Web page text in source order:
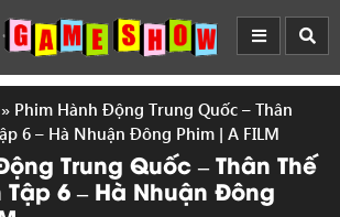
» Phim Hành Động Trung Quốc – Thân
6 – Hà Nhuận Đông Phim | A FILM
Trung Quốc – Thân Thế
6 – Hà Nhuận Đông